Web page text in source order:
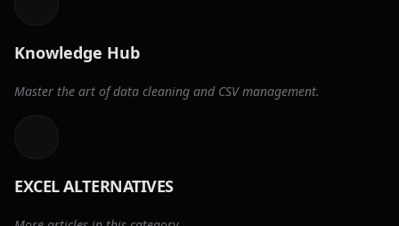
Knowledge Hub
Master the art of data cleaning and CSV management.
EXCEL ALTERNATIVES